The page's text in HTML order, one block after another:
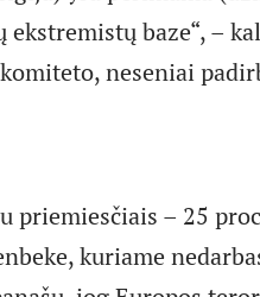
baze“, –
neseniai
priemiesčiais – 25
kuriame